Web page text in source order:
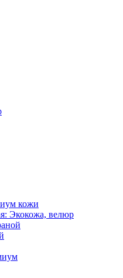
кожи
Экокожа, велюр